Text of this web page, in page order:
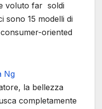
voluto far soldi
sono 15 modelli di
oriented
la bellezza
completamente